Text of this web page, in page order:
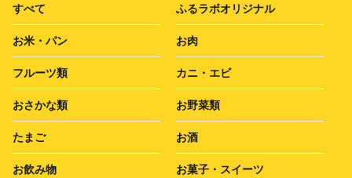
すべて ふるラボオリジナル
お米・パン お肉
フルーツ類 カニ・エビ
おさかな類 お野菜類
たまご お酒
お飲み物 お菓子・スイーツ